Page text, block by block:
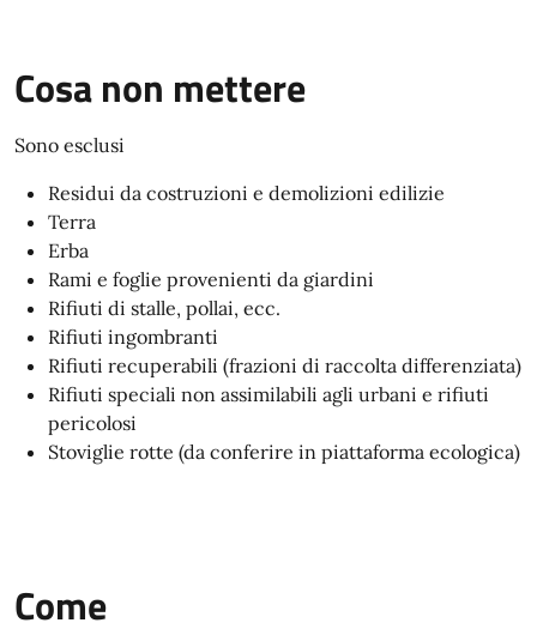
Cosa non mettere
Sono esclusi
Residui da costruzioni e demolizioni edilizie
Terra
Erba
Rami e foglie provenienti da giardini
Rifiuti di stalle, pollai, ecc.
Rifiuti ingombranti
Rifiuti recuperabili (frazioni di raccolta differenziata)
Rifiuti speciali non assimilabili agli urbani e rifiuti
pericolosi
Stoviglie rotte (da conferire in piattaforma ecologica)
Come